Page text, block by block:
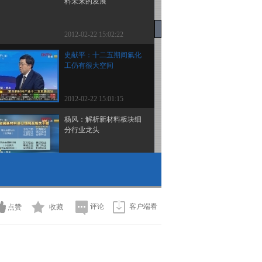
2012-02-22 15:02:22
史献平：十二五期间氟化
工仍有很大空间
2012-02-22 15:01:15
杨风：解析新材料板块细
分行业龙头
2012-02-22 14:55:13
点赞 收藏 评论 客户端看